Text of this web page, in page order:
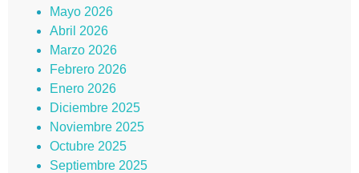
Mayo 2026
Abril 2026
Marzo 2026
Febrero 2026
Enero 2026
Diciembre 2025
Noviembre 2025
Octubre 2025
Septiembre 2025